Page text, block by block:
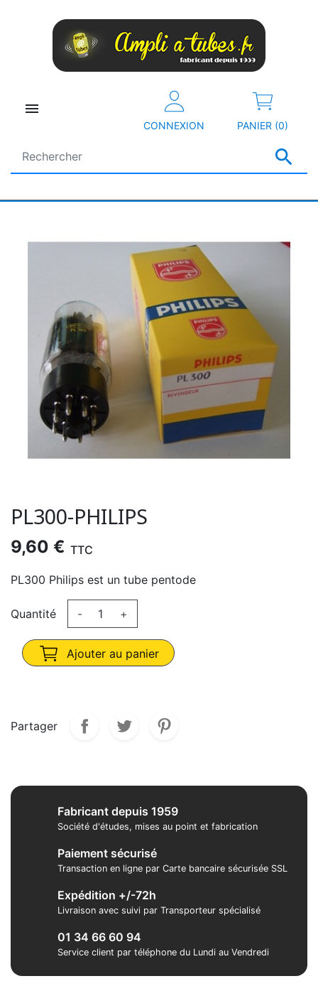


CONNEXION PANIER (0)
PL300-PHILIPS
9,60 € TTC
PL300 Philips est un tube pentode
Quantité - +
Ajouter au panier
Partager
Fabricant depuis 1959
Société d'études, mises au point et fabrication
Paiement sécurisé
Transaction en ligne par Carte bancaire sécurisée SSL
Expédition +/-72h
Livraison avec suivi par Transporteur spécialisé
01 34 66 60 94
Service client par téléphone du Lundi au Vendredi